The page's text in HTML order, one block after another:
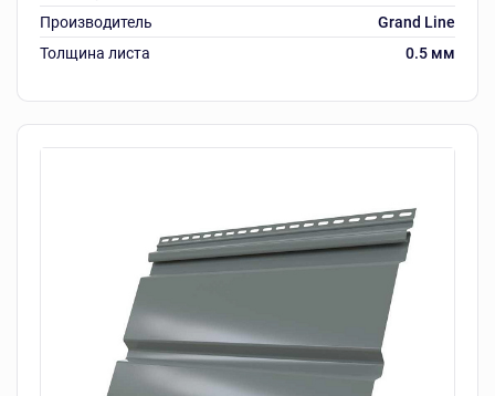
Производитель
Grand Line
Толщина листа
0.5 мм